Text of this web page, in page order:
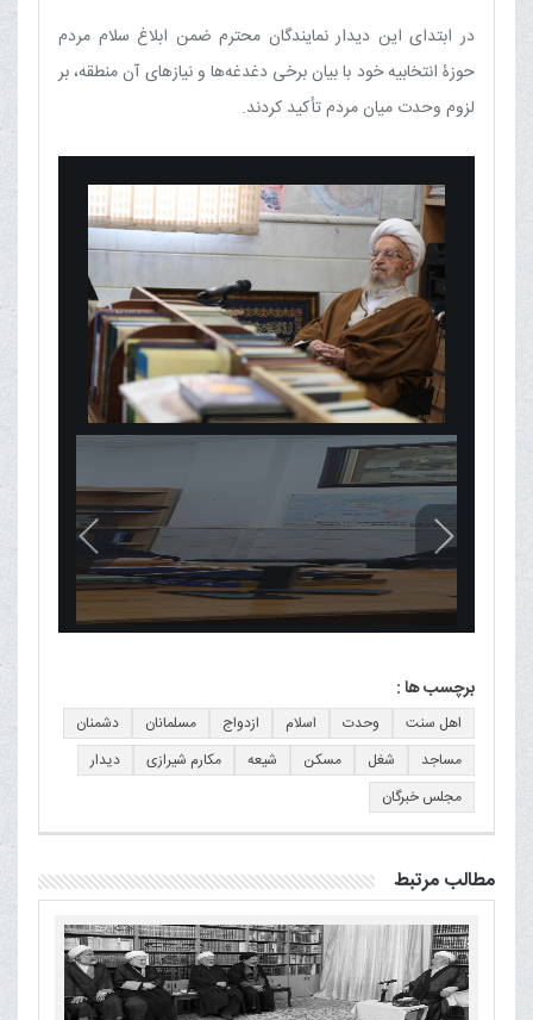
در ابتدای این دیدار نمایندگان محترم ضمن ابلاغ سلام مردم
حوزۀ انتخابیه خود با بیان برخی دغدغه‌ها و نیازهای آن منطقه، بر
لزوم وحدت میان مردم تأکید کردند.
برچسب ها :
اهل سنت وحدت اسلام ازدواج مسلمانان
دشمنان
مساجد
شغل مسکن شیعه مکارم شیرازی
دیدار
مجلس خبرگان
مطالب مرتبط